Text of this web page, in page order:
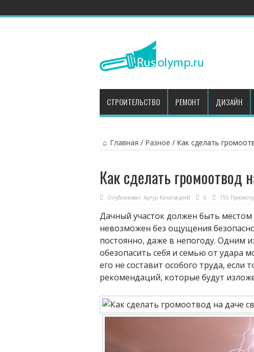
СТРОИТЕЛЬСТВО РЕМОНТ ДИЗАЙН
Главная / Разное / Как сделать
Как сделать громоотвод
Опубликовал: Артур Канапацкий 0 155
Дачный участок должен быть
невозможен без ощущения
постоянно, даже в непогоду. Одним
обезопасить себя и семью от удара
его не составит особого труда, если
рекомендаций, которые будут